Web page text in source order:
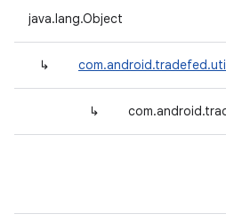
java.lang.Object
↳
↳